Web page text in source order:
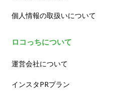
個人情報の取扱いについて
ロコっちについて
運営会社について
インスタPRプラン